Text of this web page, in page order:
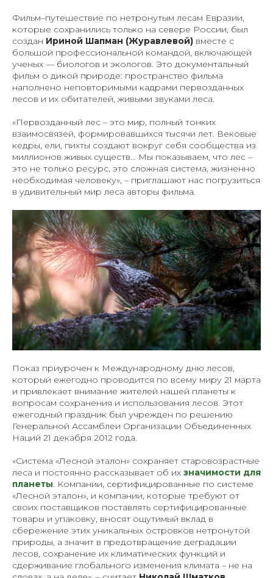
Фильм–путешествие по нетронутым лесам Евразии,
которые сохранились только на севере России, был
создан Ириной Шапман (Журавлевой) вместе с
большой профессиональной командой, включающей
ученых — биологов и экологов. Это документальный
фильм о дикой природе: пространство фильма
наполнено неповторимыми кадрами первозданных
лесов и их обитателей, живыми звуками леса.
«Первозданный лес – это мир, полный тонких
взаимосвязей, формировавшихся тысячи лет. Вековые
кедры, ели, пихты создают вокруг себя сообщества из
миллионов живых существ… Мы показываем, что лес –
это не только ресурс, это сложная система, жизненно
необходимая человеку», – приглашают нас погрузиться
в удивительный мир леса авторы фильма.
Показ приурочен к Международному дню лесов,
который ежегодно проводится по всему миру 21 марта
и привлекает внимание жителей нашей планеты к
вопросам сохранения и использования лесов. Этот
ежегодный праздник был учрежден по решению
Генеральной Ассамблеи Организации Объединенных
Наций 21 декабря 2012 года.
«Система «Лесной эталон» сохраняет старовозрастные
леса и постоянно рассказывает об их значимости для
планеты. Компании, сертифицированные по системе
«Лесной эталон», и компании, которые требуют от
своих поставщиков поставлять сертифицированные
товары и упаковку, вносят ощутимый вклад в
сбережение этих уникальных островков нетронутой
природы, а значит в предотвращение деградации
лесов, сохранение их климатических функций и
сдерживание глобального изменения климата – не на